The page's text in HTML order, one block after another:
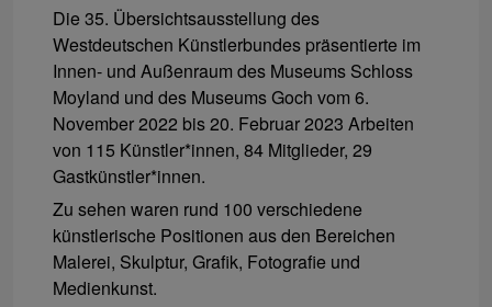
Die 35. Übersichtsausstellung des
Westdeutschen Künstlerbundes präsentierte im
Innen- und Außenraum des Museums Schloss
Moyland und des Museums Goch vom 6.
November 2022 bis 20. Februar 2023 Arbeiten
von 115 Künstler*innen, 84 Mitglieder, 29
Gastkünstler*innen.
Zu sehen waren rund 100 verschiedene
künstlerische Positionen aus den Bereichen
Malerei, Skulptur, Grafik, Fotografie und
Medienkunst.